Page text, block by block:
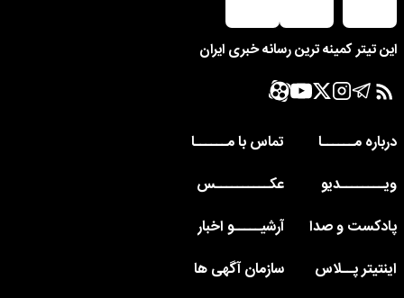
این تیتر کمینه ترین رسانه خبری ایران
درباره مــــــا
تماس با مــــــا
ویــــــــدیو
عکــــــــــس
پادکست و صدا
آرشیـــــو اخبار
اینتیتر پــلاس
سازمان آگهی ها